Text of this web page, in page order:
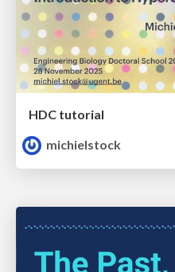
HDC tutorial
michielstock